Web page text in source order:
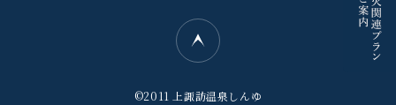
©2011 上諏訪温泉しんゆ